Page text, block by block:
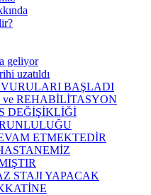
geliyor
uzatıldı
BAŞLADI
REHABİLİTASYON
DEĞİŞİKLİĞİ
ETMEKTEDİR
STAJI YAPACAK